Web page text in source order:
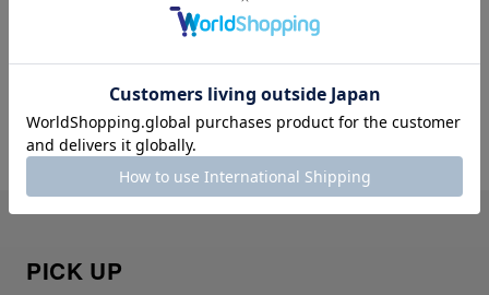
POP UPをアーバンリサ
ーチ iD 渋谷パルコ店に
DOORS なんばパークス
店 “パークスミナピタカ
PICK UP